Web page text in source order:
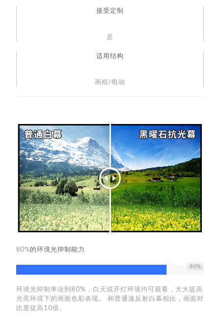
接受定制
是
适用结构
画框/电动
80%的环境光抑制能力
80%
环境光抑制率达到80%，白天或开灯环境均可观看，大大提高
光亮环境下的画面色彩表现。 和普通漫反射白幕相比，画面对
比度提高10倍。